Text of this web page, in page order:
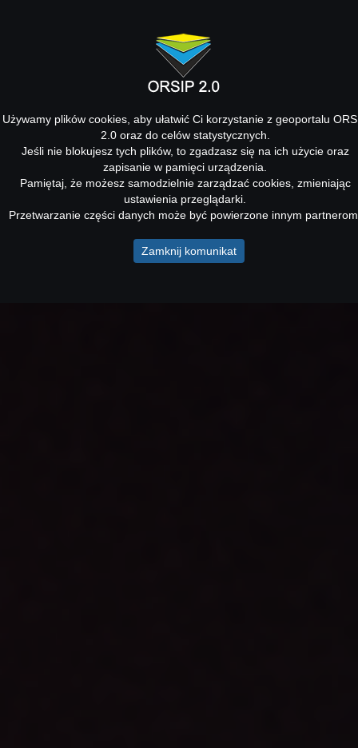
Używamy plików cookies, aby ułatwić Ci korzystanie z geoportalu
2.0 oraz do celów statystycznych.
Jeśli nie blokujesz tych plików, to zgadzasz się na ich użycie oraz
zapisanie w pamięci urządzenia.
Pamiętaj, że możesz samodzielnie zarządzać cookies, zmieniając
ustawienia przeglądarki.
Przetwarzanie części danych może być powierzone innym
Zamknij komunikat